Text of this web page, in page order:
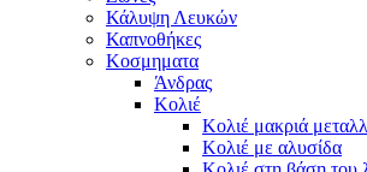
Κάλυψη Λευκών
Καπνοθήκες
Κοσμηματα
Άνδρας
Κολιέ
Κολιέ μακριά
Κολιέ με αλυσίδα